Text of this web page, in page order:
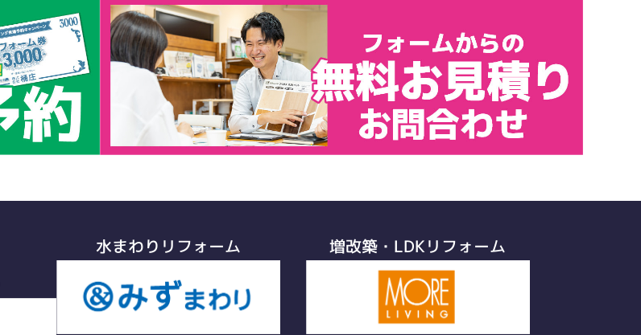
水まわりリフォーム 増改築・LDKリフォーム